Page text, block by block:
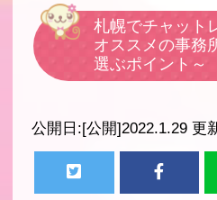
札幌でチャット
オススメの事務
選ぶポイント～
公開日:[公開]2022.1.29 更